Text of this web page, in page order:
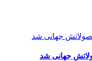
جهانی شد